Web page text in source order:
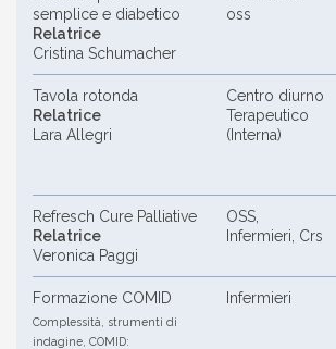
semplice e diabetico
Relatrice
Cristina Schumacher
oss
Tavola rotonda
Relatrice
Lara Allegri
Centro diurno
Terapeutico
(Interna)
Refresch Cure Palliative
Relatrice
Veronica Paggi
OSS,
Infermieri, Crs
Formazione COMID
Complessità, strumenti di
indagine, COMID:
Infermieri